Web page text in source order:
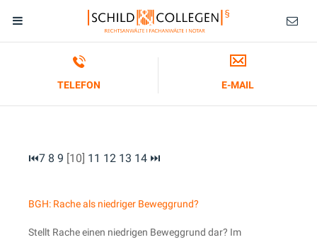
TELEFON E-MAIL
⏮7 8 9 [10] 11 12 13 14 ⏭
BGH: Rache als niedriger Beweggrund?
Stellt Rache einen niedrigen Beweggrund dar? Im